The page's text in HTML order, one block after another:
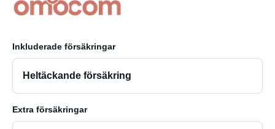
Inkluderade försäkringar
Heltäckande försäkring
Extra försäkringar